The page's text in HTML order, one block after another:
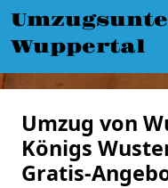
Wuppertal
Umzug von
Königs
Gratis-